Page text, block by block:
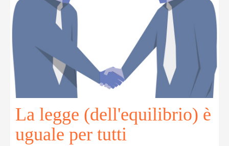
La legge (dell'equilibrio) è
uguale per tutti